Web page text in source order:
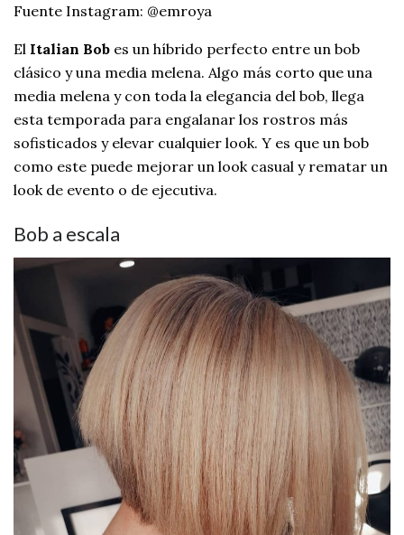
Fuente Instagram: @emroya
El Italian Bob es un híbrido perfecto entre un bob
clásico y una media melena. Algo más corto que una
media melena y con toda la elegancia del bob, llega
esta temporada para engalanar los rostros más
sofisticados y elevar cualquier look. Y es que un bob
como este puede mejorar un look casual y rematar un
look de evento o de ejecutiva.
Bob a escala